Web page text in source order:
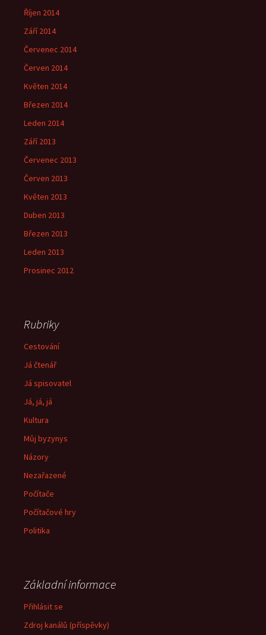
Říjen 2014
Září 2014
Červenec 2014
Červen 2014
Květen 2014
Březen 2014
Leden 2014
Září 2013
Červenec 2013
Červen 2013
Květen 2013
Duben 2013
Březen 2013
Leden 2013
Prosinec 2012
Rubriky
Cestování
Já čtenář
Já spisovatel
Já, já, já
Kultura
Můj byzynys
Názory
Nezařazené
Počítače
Počítačové hry
Politika
Základní informace
Přihlásit se
Zdroj kanálů (příspěvky)